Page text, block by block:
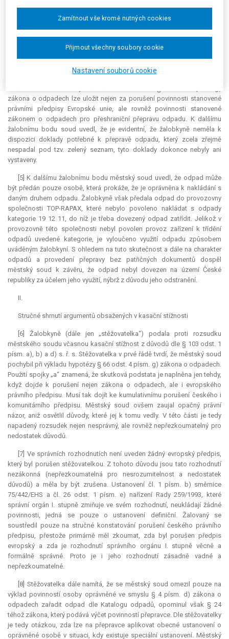
omylu při určení osoby příjemce. Zdůraznil, že žalobkyni nebyla uložena
pokuta za to, že nesplnila oznamovací povinnost nebo že neopatřila
na nelegální přeshraniční přepravě odpadů do ČR za účelem jejich
odstranění. To je dle § 54 odst. 2 zákona o odpadech zakázáno. Z
výroku i odůvodnění správního rozhodnutí je zcela zřejmé, že pokuta
byla žalobkyni uložena právě pro porušení § 54 odst. 2 zákona o
zákona o odpadech lze uložit nejen za porušení povinnosti stanovené
právními předpisy Evropské unie, ale rovněž povinnosti stanovené
zákonem o odpadech pro přeshraniční přepravu odpadu. K dalšímu
žalobnímu bodu soud uvedl, že je evidentní, že žalobkyně neměla k
dispozici doklady potřebné k přepravě odpadu, který zcela zřejmě
nespadal pod tzv. zelený seznam, tyto doklady dokonce nebyly ani
vystaveny.
[5] K dalšímu žalobnímu bodu městský soud uvedl, že odpad může
být předán pouze osobě, která prokáže, že je oprávněna k nakládání s
daným druhem odpadu. Žalobkyně však předala odpad do provozovny
společnosti TOP-RAPAX, které nebylo povoleno nakládat s odpady
kategorie 19 12 11, do níž je třeba dovezený odpad zatřídit. Jelikož v
provozovně této společnosti nebyl povolen provoz zařízení k třídění
odpadů uvedené kategorie, je vyloučeno využití odpadu způsobem
uváděným žalobkyní. S ohledem na tuto skutečnost a dále na charakter
odpadů a provedení přepravy bez patřičných dokumentů dospěl
městský soud k závěru, že odpad nebyl dovezen na území České
republiky za účelem jeho využití, nýbrž z důvodu jeho odstranění.
II.
Stručné shrnutí argumentů obsažených v kasační stížnosti
[6] Žalobkyně (dále jen „stěžovatelka“) podala proti rozsudku
městského soudu včasnou kasační stížnost z důvodů dle § 103 odst. 1
písm. a), b) a d) s. ř. s. Stěžovatelka v prvé řádě tvrdí, že městský soud
pochybil při výkladu hypotézy § 66 odst. 4 písm. g) zákona o odpadech.
Použití spojky „a“ znamená, že skutková podstata je naplněna jen tehdy,
když dojde k porušení nejen zákona o odpadech, ale i evropského
právního předpisu. Musí tak dojít ke kumulativnímu porušení českého i
komunitárního předpisu. Městský soud ovšem zaujal opačný právní
názor, aniž osvětlil důvody, které jej k tomu vedly. V této části je tedy
napadený rozsudek nejen nesprávný, ale rovněž nepřezkoumatelný pro
nedostatek důvodů.
[7] Ve správních rozhodnutích není uveden žádný evropský předpis,
který byl porušen stěžovatelkou. Z tohoto důvodu jsou tato rozhodnutí
nezákonná (nepřezkoumatelná pro nesrozumitelnost a nedostatek
důvodů) a měla by být zrušena. Ustanovení čl. 1 písm. b) směrnice
75/442/EHS a čl. 26 odst. 1 písm. e) nařízení Rady 259/1993, které
správní orgán I. stupně zmiňuje ve svém rozhodnutí, neukládají žádné
povinnosti, jedná se pouze o ustanovení definiční. Žalovaný se
soustředil pouze na stručné konstatování porušení českého právního
předpisu, přestože primárně měl zkoumat, zda byl porušen předpis
evropský a zda je rozhodnutí správního orgánu I. stupně věcně a
formálně správné. Proto je i jeho rozhodnutí zásadně vadné a
nepřezkoumatelné.
[8] Stěžovatelka dále namítá, že se městský soud omezil pouze na
výklad povinností osoby oprávněné ve smyslu § 4 písm. d) zákona o
odpadech zařadit odpad dle Katalogu odpadů, opominul však § 24
téhož zákona, který podává výčet povinností přepravce. Dle stěžovatelky
je tedy otázkou, zda lze na přepravce aplikovat obecné ustanovení o
oprávněné osobě v situaci, kdy existuje speciální ustanovení. Městský
Nastavení souborů cookie
Zamítnout vše kromě nutných cookies
Přijmout všechny soubory cookie